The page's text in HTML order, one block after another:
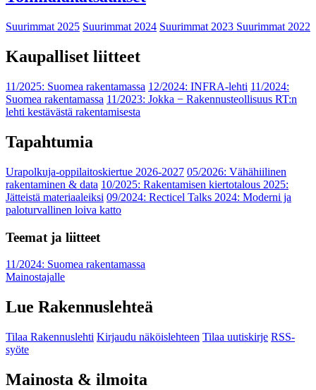
Suurimmat 2025 Suurimmat 2024 Suurimmat 2023 Suurimmat 2022
Kaupalliset liitteet
11/2025: Suomea rakentamassa 12/2024: INFRA-lehti 11/2024:
Suomea rakentamassa 11/2023: Jokka − Rakennusteollisuus RT:n
lehti kestävästä rakentamisesta
Tapahtumia
Urapolkuja-oppilaitoskiertue 2026-2027 05/2026: Vähähiilinen
rakentaminen & data 10/2025: Rakentamisen kiertotalous 2025:
Jätteistä materiaaleiksi 09/2024: Recticel Talks 2024: Moderni ja
paloturvallinen loiva katto
Teemat ja liitteet
11/2024: Suomea rakentamassa
Mainostajalle
Lue Rakennuslehteä
Tilaa Rakennuslehti Kirjaudu näköislehteen Tilaa uutiskirje RSS-
syöte
Mainosta & ilmoita